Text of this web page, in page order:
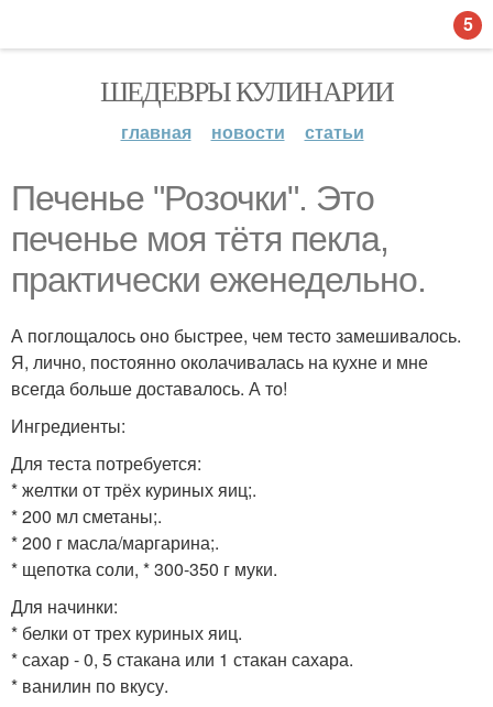
ШЕДЕВРЫ КУЛИНАРИИ
главная новости статьи
Печенье "Розочки". Это
печенье моя тётя пекла,
практически еженедельно.
А поглощалось оно быстрее, чем тесто замешивалось.
Я, лично, постоянно околачивалась на кухне и мне
всегда больше доставалось. А то!
Ингредиенты:
Для теста потребуется:
* желтки от трёх куриных яиц;.
* 200 мл сметаны;.
* 200 г масла/маргарина;.
* щепотка соли, * 300-350 г муки.
Для начинки:
* белки от трех куриных яиц.
* сахар - 0, 5 стакана или 1 стакан сахара.
* ванилин по вкусу.
5